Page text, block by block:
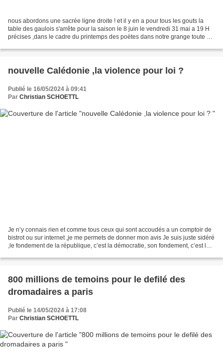
nous abordons une sacrée ligne droite ! et il y en a pour tous les gouts la
table des gaulois s'arrête pour la saison le 8 juin le vendredi 31 mai a 19 H
précises ,dans le cadre du printemps des poètes dans notre grange toute de
nouvelle Calédonie ,la violence pour loi ?
Publié le 16/05/2024 à 09:41
Par Christian SCHOETTL
Je n’y connais rien et comme tous ceux qui sont accoudés a un comptoir de
bistrot ou sur internet ,je me permets de donner mon avis Je suis juste sidéré
,le fondement de la république, c’est la démocratie, son fondement, c’est la
800 millions de temoins pour le defilé des
dromadaires a paris
Publié le 14/05/2024 à 17:08
Par Christian SCHOETTL